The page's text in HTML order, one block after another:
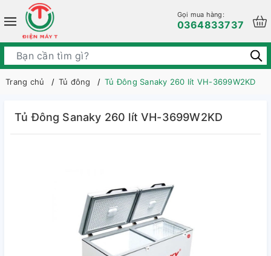
Gọi mua hàng:
0364833737
Trang chủ Tủ đông Tủ Đông Sanaky 260 lít VH-3699W2KD
Tủ Đông Sanaky 260 lít VH-3699W2KD